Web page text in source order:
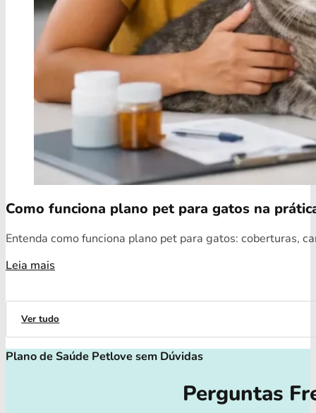
Como funciona plano pet para gatos na
Entenda como funciona plano pet para gatos: coberturas,
Leia mais
Ver tudo
Plano de Saúde Petlove sem Dúvidas
Perguntas